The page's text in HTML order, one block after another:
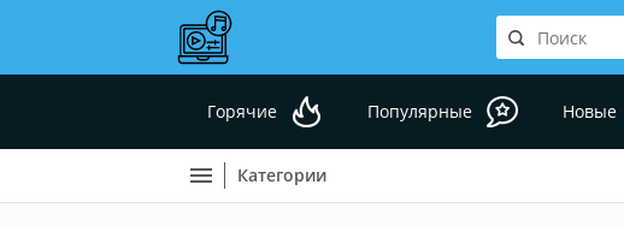
Горячие Популярные Новые
Категории